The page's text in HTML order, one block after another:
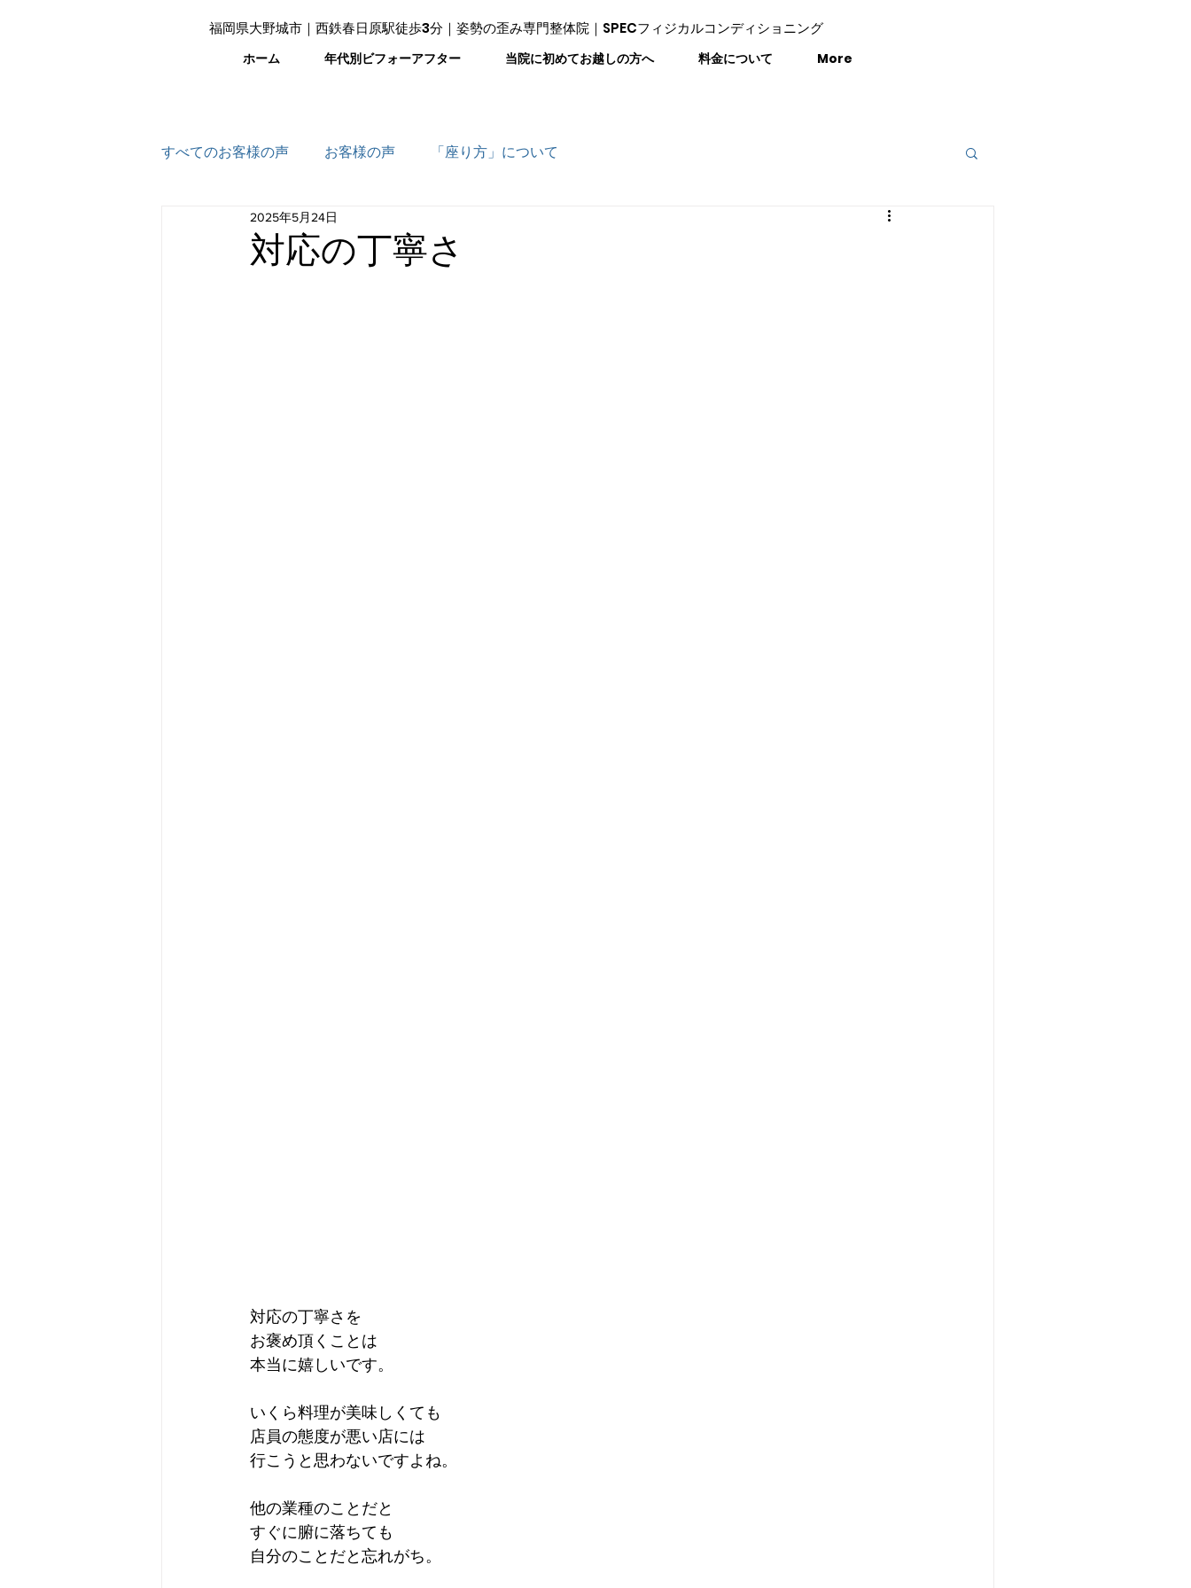
福岡県大野城市｜西鉄春日原駅徒歩3分｜姿勢の歪み専門整体院｜SPECフィジカルコンディショニング
ホーム 年代別ビフォーアフター 当院に初めてお越しの方へ 料金について More
すべてのお客様の声 お客様の声 「座り方」について
対応の丁寧さ
2025年5月24日
対応の丁寧さを
お褒め頂くことは
本当に嬉しいです。
いくら料理が美味しくても
店員の態度が悪い店には
行こうと思わないですよね。
他の業種のことだと
すぐに腑に落ちても
自分のことだと忘れがち。